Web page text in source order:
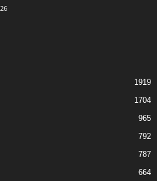
1919
1704
965
792
787
664